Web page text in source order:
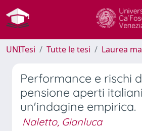
UNITesi Tutte le tesi Laurea
Performance e rischi
pensione aperti
un'indagine empirica.
Naletto, Gianluca